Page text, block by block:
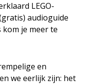
LEGO-
audioguide
je meer te
en
we eerlijk zijn: het